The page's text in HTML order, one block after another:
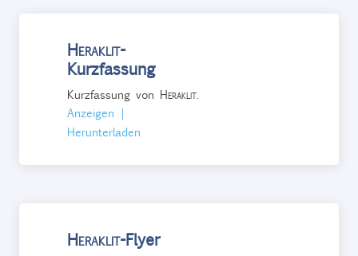
Heraklit-
Kurzfassung
Kurzfassung von Heraklit
Anzeigen |
Herunterladen
Heraklit-Flyer